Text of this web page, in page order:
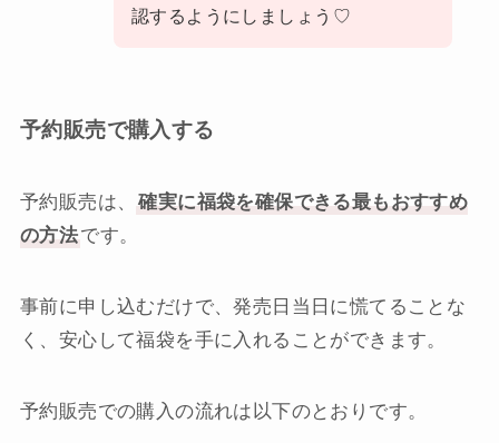
認するようにしましょう♡
予約販売で購入する
予約販売は、
確実に福袋を確保できる最もおすすめ
の方法です。
事前に申し込むだけで、発売日当日に慌てることな
く、安心して福袋を手に入れることができます。
予約販売での購入の流れは以下のとおりです。